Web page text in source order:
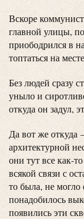
Вскоре
главной улицы,
приободрился в
топтаться на
Без людей сразу
уныло и
откуда он задул,
Да вот же
архитектурной
они тут все как-
всякой связи с
то была, не могло
понадобилось
появились эти